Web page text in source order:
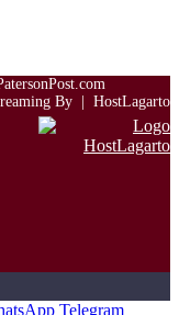
By | HostLagarto
Telegram